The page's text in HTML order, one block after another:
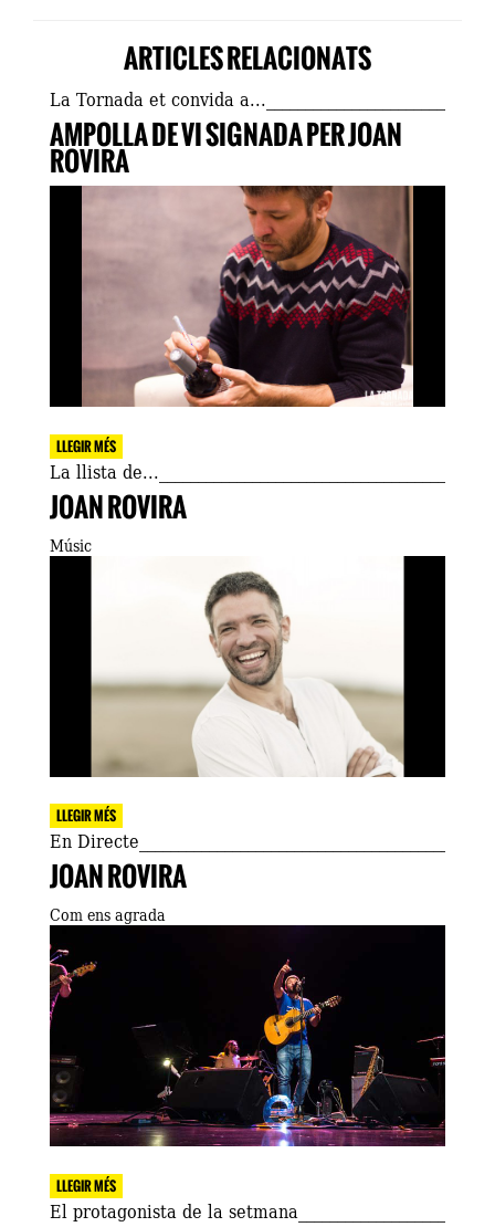
ARTICLES RELACIONATS
La Tornada et convida a...
AMPOLLA DE VI SIGNADA PER JOAN
ROVIRA
LLEGIR MÉS
La llista de...
JOAN ROVIRA
Músic
LLEGIR MÉS
En Directe
JOAN ROVIRA
Com ens agrada
LLEGIR MÉS
El protagonista de la setmana